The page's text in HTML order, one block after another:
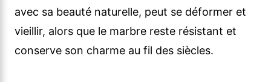
avec sa beauté naturelle, peut se déformer et
vieillir, alors que le marbre reste résistant et
conserve son charme au fil des siècles.